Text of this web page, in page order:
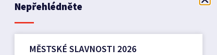
Nepřehlédněte
MĚSTSKÉ SLAVNOSTI 2026